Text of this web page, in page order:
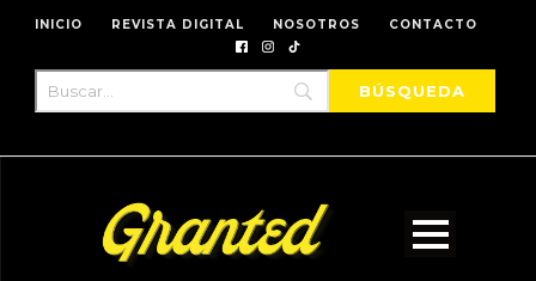
INICIO REVISTA DIGITAL NOSOTROS CONTACTO